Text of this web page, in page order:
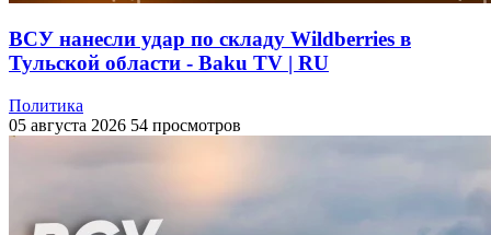
ВСУ нанесли удар по складу Wildberries в
Тульской области - Baku TV | RU
Политика
05 августа 2026 54 просмотров